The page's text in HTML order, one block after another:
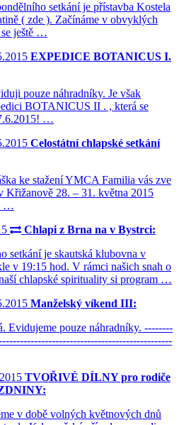
setkání je přístavba Kostela
( zde ). Začínáme v obvyklých
se ještě …
EXPEDICE BOTANICUS I.
pouze náhradníky. Je však
BOTANICUS II . , která se
…
Celostátní chlapské setkání
ke stažení YMCA Familia vás zve
Křižanově 28. – 31. května 2015
…
Chlapi z Brna na v Bystrci:
setkání je skautská klubovna v
v 19:15 hod. V rámci našich snah o
chlapské spirituality si program …
Manželský víkend III:
Evidujeme pouze náhradníky. --------
TVOŘIVÉ DÍLNY pro rodiče
v době volných květnových dnů